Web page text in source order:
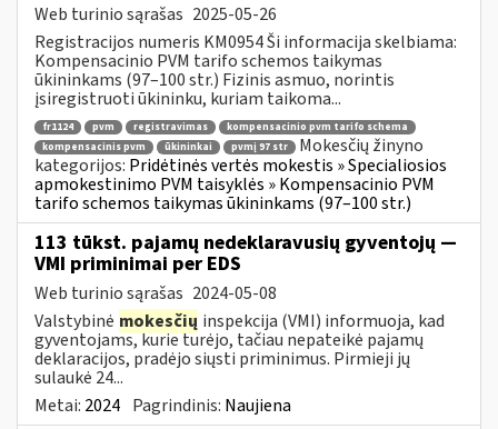
Web turinio sąrašas 2025-05-26
Registracijos numeris KM0954 Ši informacija skelbiama:
Kompensacinio PVM tarifo schemos taikymas
ūkininkams (97–100 str.) Fizinis asmuo, norintis
įsiregistruoti ūkininku, kuriam taikoma...
fr1124 pvm registravimas
kompensacinio pvm tarifo schema
kompensacinis pvm
ūkininkai pvmį 97 str
Mokesčių žinyno
kategorijos: Pridėtinės vertės mokestis » Specialiosios
apmokestinimo PVM taisyklės » Kompensacinio PVM
tarifo schemos taikymas ūkininkams (97–100 str.)
113 tūkst. pajamų nedeklaravusių gyventojų —
VMI priminimai per EDS
Web turinio sąrašas 2024-05-08
Valstybinė mokesčių inspekcija (VMI) informuoja, kad
gyventojams, kurie turėjo, tačiau nepateikė pajamų
deklaracijos, pradėjo siųsti priminimus. Pirmieji jų
sulaukė 24...
Metai: 2024 Pagrindinis: Naujiena